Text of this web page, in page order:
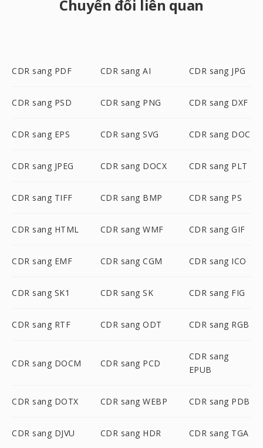
Chuyển đổi liên quan
CDR sang PDF CDR sang AI CDR sang JPG
CDR sang PSD CDR sang PNG CDR sang DXF
CDR sang EPS CDR sang SVG CDR sang DOC
CDR sang JPEG CDR sang DOCX CDR sang PLT
CDR sang TIFF CDR sang BMP CDR sang PS
CDR sang HTML CDR sang WMF CDR sang GIF
CDR sang EMF CDR sang CGM CDR sang ICO
CDR sang SK1 CDR sang SK CDR sang FIG
CDR sang RTF CDR sang ODT CDR sang RGB
CDR sang DOCM CDR sang PCD
CDR sang
EPUB
CDR sang DOTX CDR sang WEBP CDR sang PDB
CDR sang DJVU CDR sang HDR CDR sang TGA